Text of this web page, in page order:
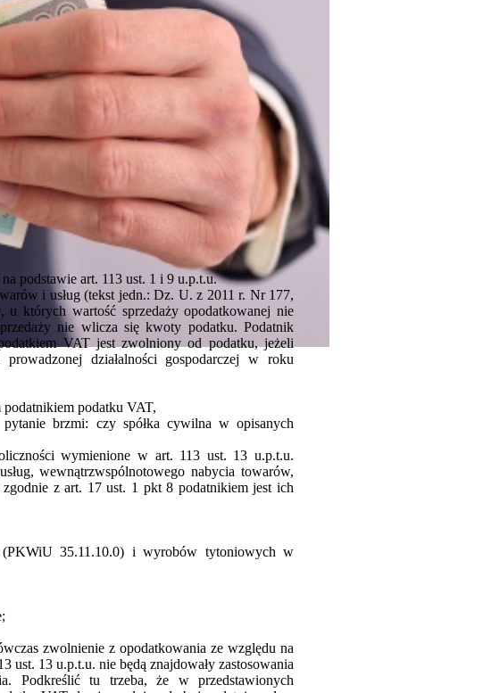
podstawie art. 113 ust. 1 i 9 u.p.t.u.
i usług (tekst jedn.: Dz. U. z 2011 r. Nr 177,
których wartość sprzedaży opodatkowanej nie
nie wlicza się kwoty podatku. Podatnik
VAT jest zwolniony od podatku, jeżeli
działalności gospodarczej w roku
podatku VAT,
brzmi: czy spółka cywilna w opisanych
wymienione w art. 113 ust. 13 u.p.t.u.
wewnątrzwspólnotowego nabycia towarów,
z art. 17 ust. 1 pkt 8 podatnikiem jest ich
35.11.10.0) i wyrobów tytoniowych w
zwolnienie z opodatkowania ze względu na
ust. 13 u.p.t.u. nie będą znajdowały zastosowania
Podkreślić tu trzeba, że w przedstawionych